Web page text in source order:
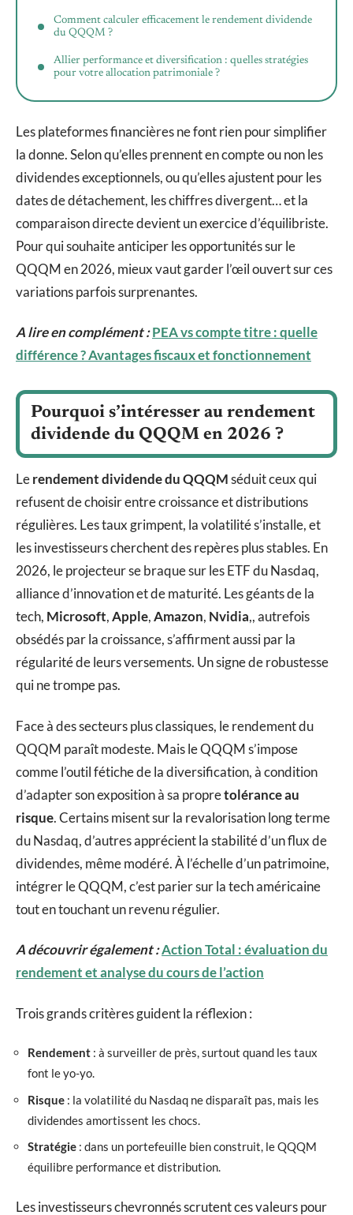
Comment calculer efficacement le rendement dividende
du QQQM ?
Allier performance et diversification : quelles stratégies
pour votre allocation patrimoniale ?
Les plateformes financières ne font rien pour simplifier
la donne. Selon qu’elles prennent en compte ou non les
dividendes exceptionnels, ou qu’elles ajustent pour les
dates de détachement, les chiffres divergent… et la
comparaison directe devient un exercice d’équilibriste.
Pour qui souhaite anticiper les opportunités sur le
QQQM en 2026, mieux vaut garder l’œil ouvert sur ces
variations parfois surprenantes.
A lire en complément :PEA vs compte titre : quelle
différence ? Avantages fiscaux et fonctionnement
Pourquoi s’intéresser au rendement
dividende du QQQM en 2026 ?
Lerendement dividende du QQQMséduit ceux qui
refusent de choisir entre croissance et distributions
régulières. Les taux grimpent, la volatilité s’installe, et
les investisseurs cherchent des repères plus stables. En
2026, le projecteur se braque sur les ETF du Nasdaq,
alliance d’innovation et de maturité. Les géants de la
tech, Microsoft,Apple,Amazon, Nvidia,, autrefois
obsédés par la croissance, s’affirment aussi par la
régularité de leurs versements. Un signe de robustesse
qui ne trompe pas.
Face à des secteurs plus classiques, le rendement du
QQQM paraît modeste. Mais le QQQM s’impose
comme l’outil fétiche de la diversification, à condition
d’adapter son exposition à sa propretolérance au
risque. Certains misent sur la revalorisation long terme
du Nasdaq, d’autres apprécient la stabilité d’un flux de
dividendes, même modéré. À l’échelle d’un patrimoine,
intégrer le QQQM, c’est parier sur la tech américaine
tout en touchant un revenu régulier.
A découvrir également :Action Total : évaluation du
rendement et analyse du cours de l’action
Trois grands critères guident la réflexion :
Rendement : à surveiller de près, surtout quand les taux
font le yo-yo.
Risque : la volatilité du Nasdaq ne disparaît pas, mais les
dividendes amortissent les chocs.
Stratégie : dans un portefeuille bien construit, le QQQM
équilibre performance et distribution.
Les investisseurs chevronnés scrutent ces valeurs pour